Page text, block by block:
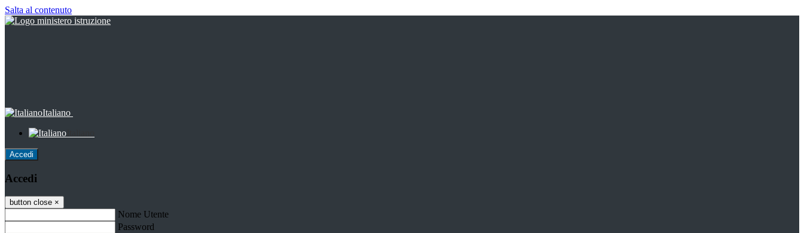
Salta al contenuto
Italiano
Accedi
Accedi
button close ×
Nome Utente
Password